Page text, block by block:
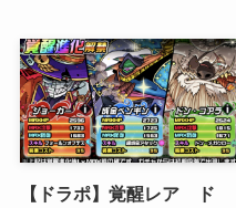
【ドラポ】覚醒レア ド